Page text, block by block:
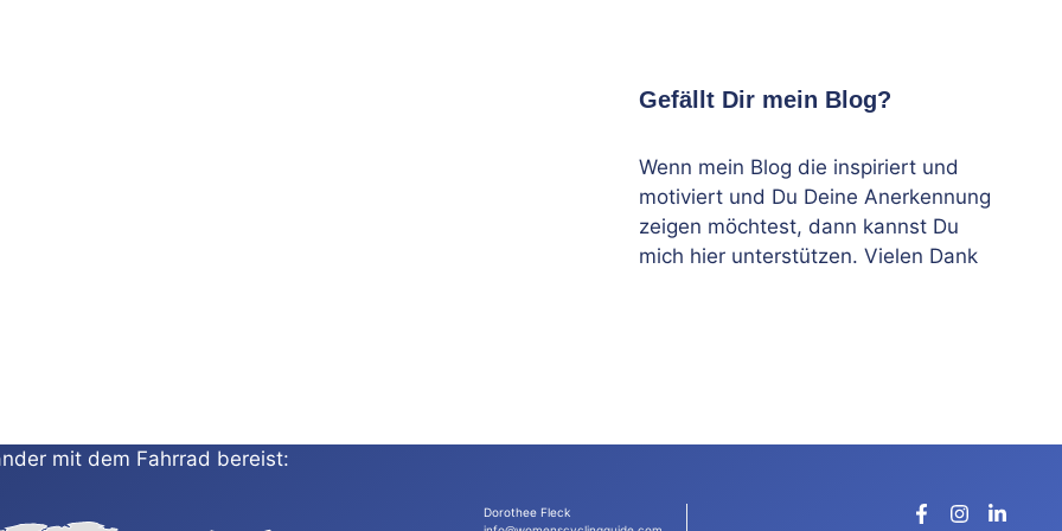
Gefällt Dir mein Blog?
Wenn mein Blog die inspiriert und
motiviert und Du Deine Anerkennung
zeigen möchtest, dann kannst Du
mich hier unterstützen. Vielen Dank
mit dem Fahrrad bereist:
Dorothee Fleck